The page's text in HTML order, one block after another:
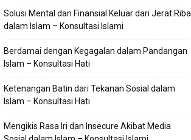
Solusi Mental dan Finansial Keluar dari Jerat Riba
dalam Islam – Konsultasi Islami
Berdamai dengan Kegagalan dalam Pandangan
Islam – Konsultasi Hati
Ketenangan Batin dari Tekanan Sosial dalam
Islam – Konsultasi Hati
Mengikis Rasa Iri dan Insecure Akibat Media